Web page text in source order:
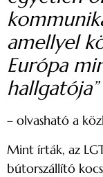
amellyel
Európa
hallgatója”
– olvasható a
Mint írták, az
bútorszállító